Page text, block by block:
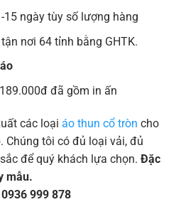
15 ngày tùy số lượng hàng
nơi 64 tỉnh bằng GHTK.
đã gồm in ấn
các loại áo thun cổ tròn cho
Chúng tôi có đủ loại vải, đủ
để quý khách lựa chọn. Đặc
mẫu.
999 878